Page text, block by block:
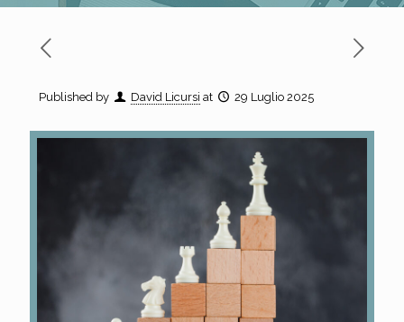
Published by David Licursi at 29 Luglio 2025